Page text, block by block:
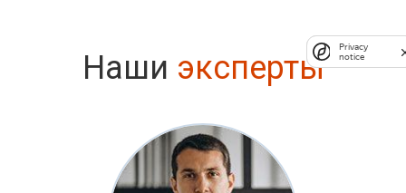
Наши эксперты
Privacy
notice
Privacy
notice